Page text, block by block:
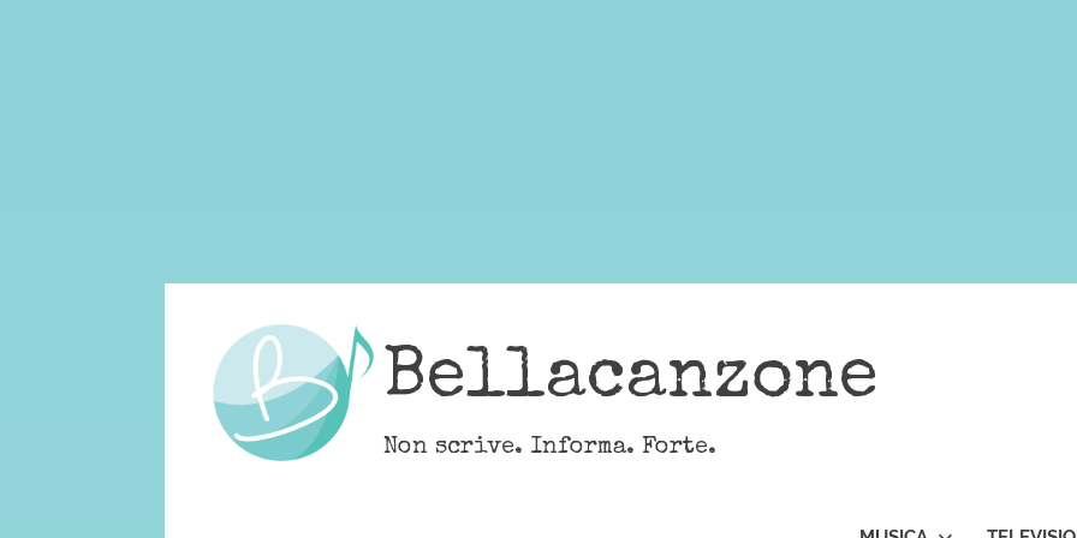
content
Bellacanzone
Non scrive. Informa. Forte.